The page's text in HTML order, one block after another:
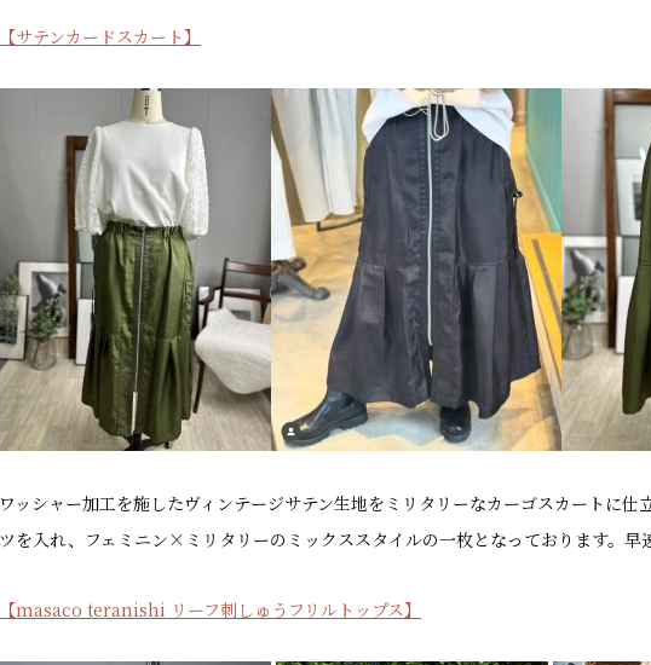
【サテンカードスカート】
ワッシャー加工を施したヴィンテージサテン生地をミリタリーなカーゴスカートに
ツを入れ、フェミニン×ミリタリーのミックススタイルの一枚となっております。早
【masaco teranishi リーフ刺しゅうフリルトップス】